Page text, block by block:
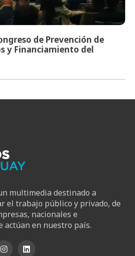
de Prevención de
y Financiamiento del
multimedia destinado a
el trabajo público y privado, de
nacionales e
actúan en nuestro país.